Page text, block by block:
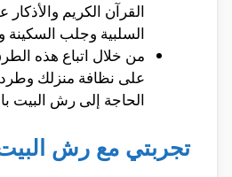
القرآن الكريم
السلبية وجلب السكينة
من خلال اتباع هذه
على نظافة منزلك وطرد
الحاجة إلى رش البيت
تجربتي مع رش البيت